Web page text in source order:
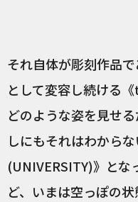
それ自体が彫刻作品
として変容し続ける
どのような姿を見せ
しにもそれはわから
(UNIVERSITY)》とな
ど、いまは空っぽの